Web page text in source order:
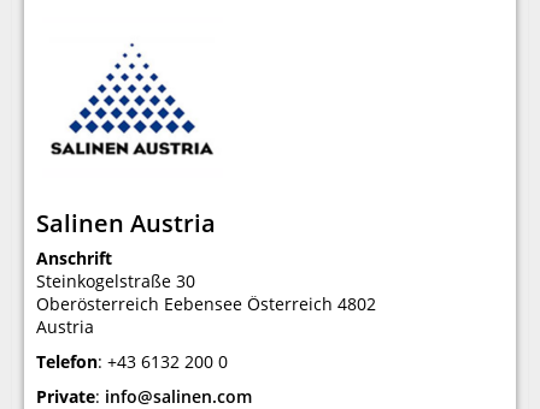
Salinen Austria
Anschrift
Steinkogelstraße 30
Oberösterreich Eebensee Österreich 4802
Austria
Telefon: +43 6132 200 0
Private: info@salinen.com